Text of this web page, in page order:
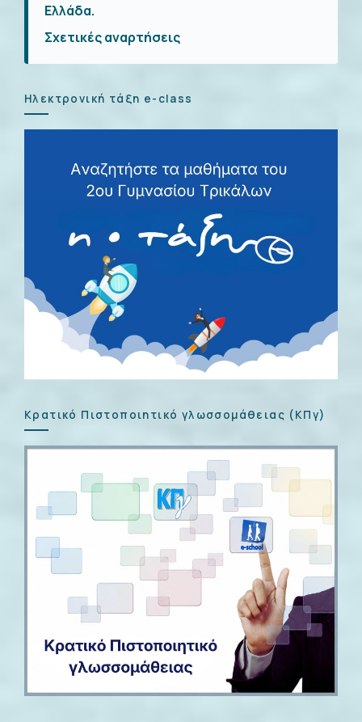
Ελλάδα.
Σχετικές αναρτήσεις
Ηλεκτρονική τάξη e-class
Κρατικό Πιστοποιητικό γλωσσομάθειας (ΚΠγ)